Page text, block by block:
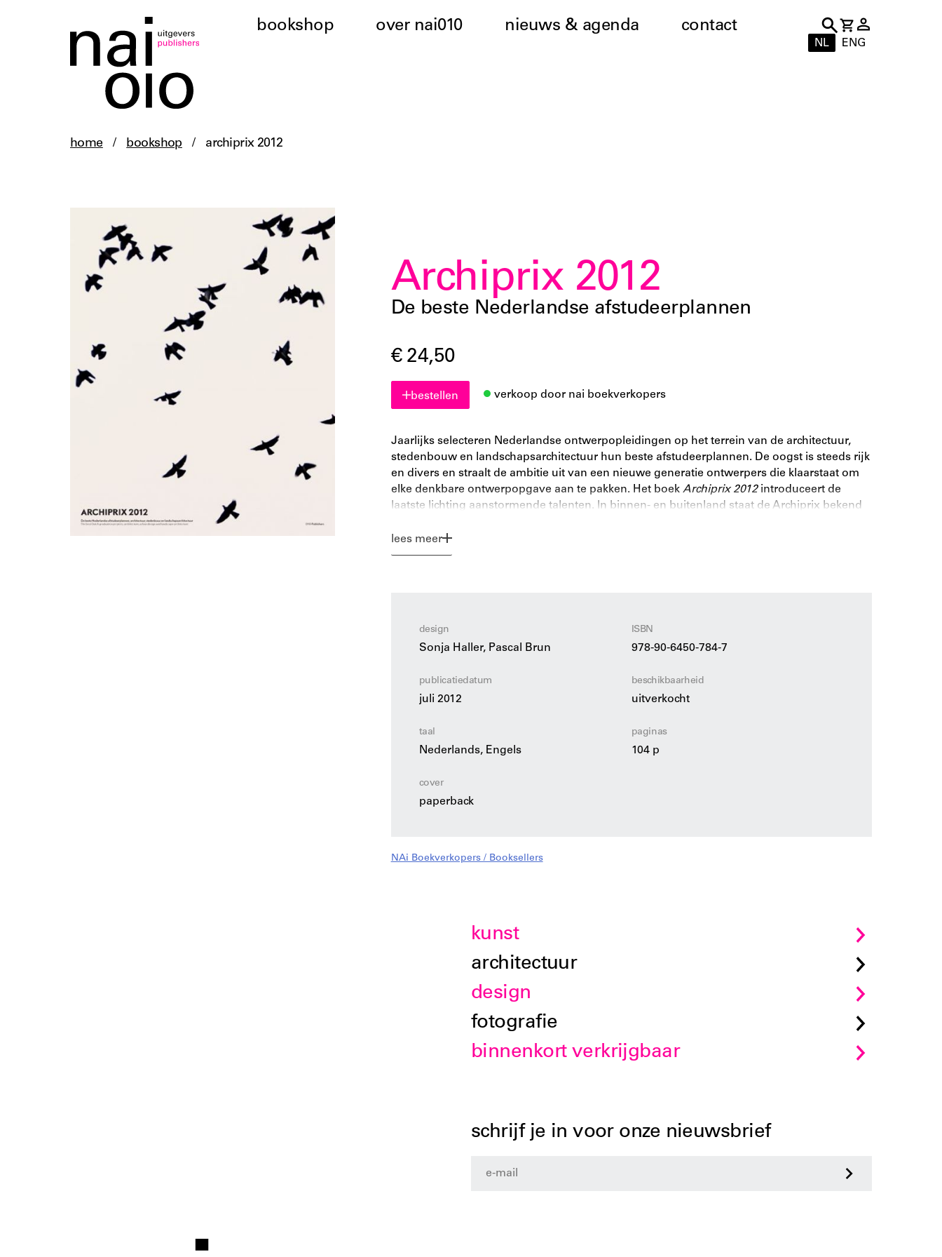
bookshop over nai010 nieuws & agenda contact
NL ENG
home / bookshop / archiprix 2012
Archiprix 2012
De beste Nederlandse afstudeerplannen
€ 24,50
bestellen verkoop door nai boekverkopers
Jaarlijks selecteren Nederlandse ontwerpopleidingen op het terrein van de architectuur,
stedenbouw en landschapsarchitectuur hun beste afstudeerplannen. De oogst is steeds rijk
en divers en straalt de ambitie uit van een nieuwe generatie ontwerpers die klaarstaat om
elke denkbare ontwerpopgave aan te pakken. Het boek Archiprix 2012introduceert de
laatste lichting aanstormende talenten. In binnen- en buitenland staat de Archiprix bekend
Niet alleen opdrachtgevers, werkgevers en opleidingen maar ook organisatoren van
prijsvragen en workshops weten via deze publicatie de nieuwste lichting getalenteerde
lees meer
design
Sonja Haller, Pascal Brun
ISBN
978-90-6450-784-7
publicatiedatum
juli 2012
beschikbaarheid
uitverkocht
taal
Nederlands, Engels
paginas
104 p
cover
paperback
NAi Boekverkopers / Booksellers
kunst
architectuur
design
fotografie
binnenkort verkrijgbaar
schrijf je in voor onze nieuwsbrief